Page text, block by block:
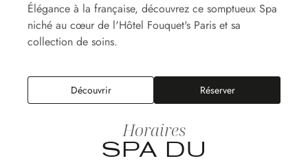
Élégance à la française, découvrez ce somptueux Spa
niché au cœur de l'Hôtel Fouquet's Paris et sa
collection de soins.
DécouvrirSpa du Fouquet's ParisRéserver
Horaires
SPA DU